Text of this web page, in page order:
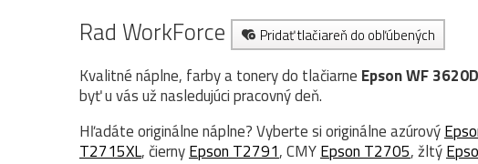
Rad WorkForce Pridať tlačiareň do obľúbených
Kvalitné náplne, farby a tonery do tlačiarne Epson WF
byť u vás už nasledujúci pracovný deň.
Hľadáte originálne náplne? Vyberte si originálne azúrový
T2715XL, čiernyEpson T2791, CMYEpson T2705, žltý